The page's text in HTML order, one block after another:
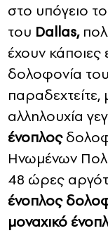
στο υπόγειο
του Dallas,
έχουν κάποιες
δολοφονία του
αλληλουχία
ένοπλος
Ηνωμένων
48 ώρες
ένοπλος
μοναχικό